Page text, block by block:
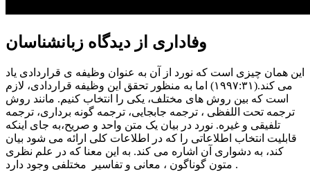
وفاداری از دیدگاه زبانشناسان
این همان چیزی است که نورد از آن به عنوان وظیفه ی قراردادی یاد
می کند.(۱۹۹۷:۳۱) اما به منظور تحقق این وظیفه قراردادی، لازم
است که بین روش های مختلف، یکی را انتخاب کنیم. مانند روش
ترجمه تحت اللفظی ، ترجمه جابجایی، ترجمه گونه برداری، ترجمه
تلفیقی و غیره. نورد در بیان یک متن واحد و صریح،به جای اینکه
قابلیت انتخاب اطلاعاتی را که در اطلاعات کلی ارائه می شود بیان
کند، به دشواری آن اشاره می کند. به این معنا که در علم نظری
متون گوناگون ، معانی و تفاسیر مختلفی وجود دارد .